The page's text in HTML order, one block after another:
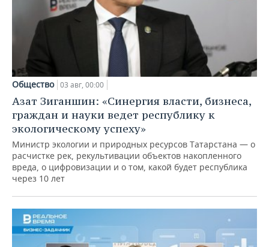
Общество 03 авг, 00:00
Азат Зиганшин: «Синергия власти, бизнеса,
граждан и науки ведет республику к
экологическому успеху»
Министр экологии и природных ресурсов Татарстана — о
расчистке рек, рекультивации объектов накопленного
вреда, о цифровизации и о том, какой будет республика
через 10 лет